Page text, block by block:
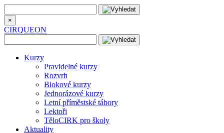
×
CIRQUEON
Kurzy
Pravidelné kurzy
Rozvrh
Blokové kurzy
Jednorázové kurzy
Letní příměstské tábory
Lektoři
TěloCIRK pro školy
Aktuality